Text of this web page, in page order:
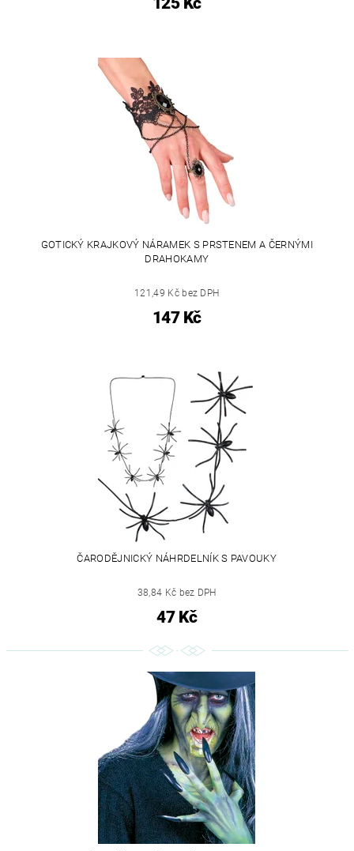
GOTICKÝ KRAJKOVÝ NÁRAMEK S PRSTENEM A ČERNÝMI
DRAHOKAMY
121,49 Kč bez DPH
147 Kč
ČARODĚJNICKÝ NÁHRDELNÍK S PAVOUKY
38,84 Kč bez DPH
47 Kč